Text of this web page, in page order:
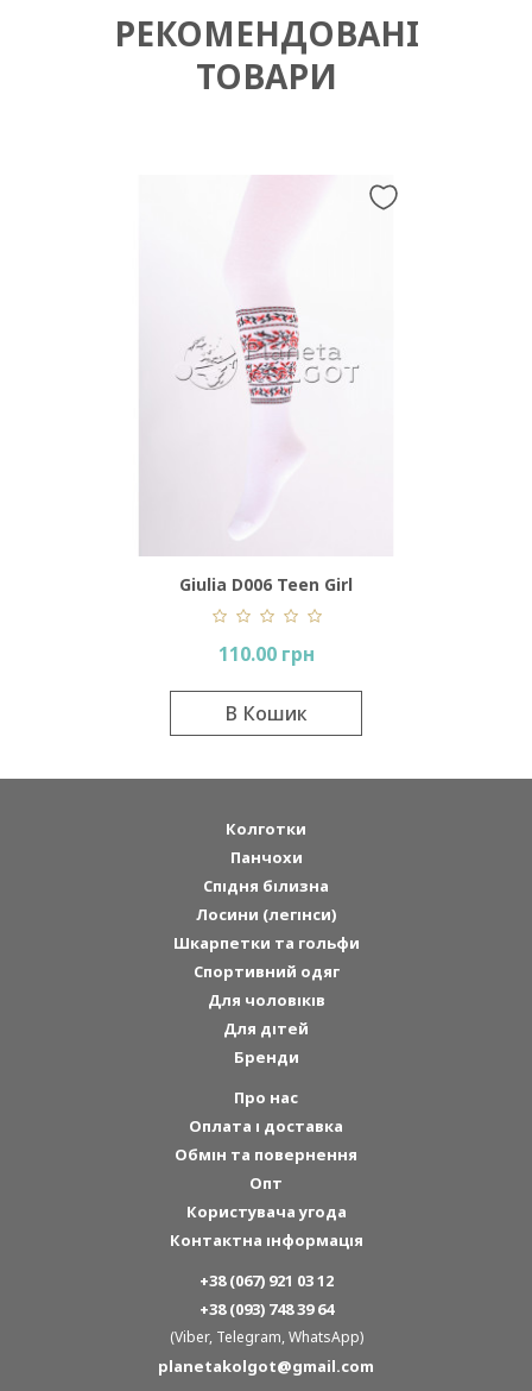
РЕКОМЕНДОВАНІ
ТОВАРИ
Giulia D006 Teen Girl
110.00 грн
В Кошик
Колготки
Панчохи
Спідня білизна
Лосини (легінси)
Шкарпетки та гольфи
Спортивний одяг
Для чоловіків
Для дітей
Бренди
Про нас
Оплата і доставка
Обмін та повернення
Опт
Користувача угода
Контактна інформація
+38 (067) 921 03 12
+38 (093) 748 39 64
(Viber, Telegram, WhatsApp)
planetakolgot@gmail.com